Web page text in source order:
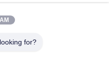
for?